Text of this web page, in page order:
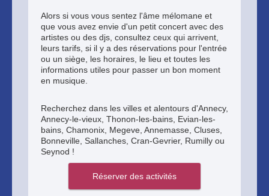
Alors si vous vous sentez l'âme mélomane et
que vous avez envie d'un petit concert avec des
artistes ou des djs, consultez ceux qui arrivent,
leurs tarifs, si il y a des réservations pour l'entrée
ou un siège, les horaires, le lieu et toutes les
informations utiles pour passer un bon moment
en musique.
Recherchez dans les villes et alentours d'Annecy,
Annecy-le-vieux, Thonon-les-bains, Evian-les-
bains, Chamonix, Megeve, Annemasse, Cluses,
Bonneville, Sallanches, Cran-Gevrier, Rumilly ou
Seynod !